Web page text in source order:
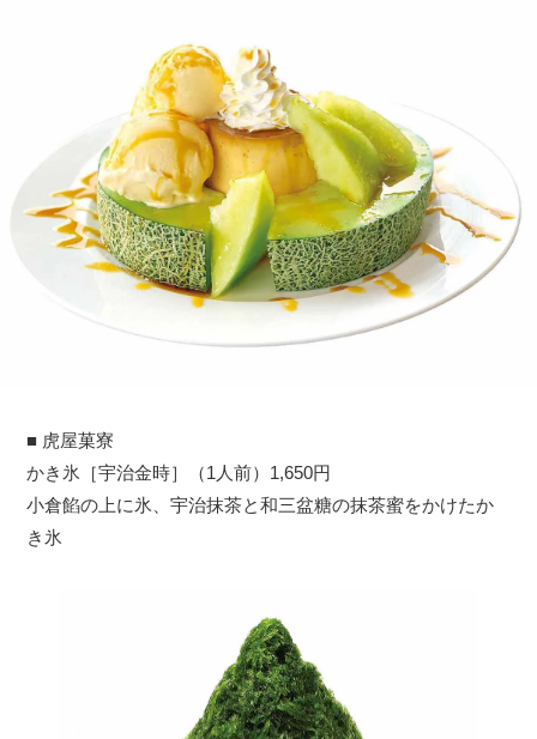
■ 虎屋菓寮
かき氷［宇治金時］（1人前）1,650円
小倉餡の上に氷、宇治抹茶と和三盆糖の抹茶蜜をかけたか
き氷